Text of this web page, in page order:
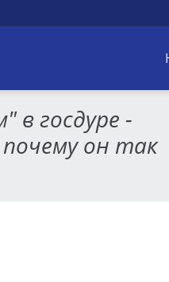
в госдуре -
он так